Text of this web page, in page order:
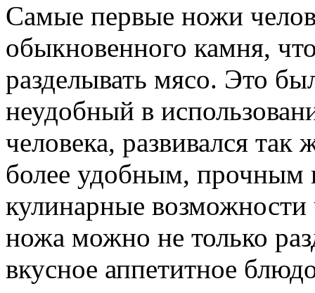
Самые первые ножи
обыкновенного камня,
разделывать мясо. Это
неудобный в
человека, развивался
более удобным, прочным
кулинарные
ножа можно не только
вкусное аппетитное